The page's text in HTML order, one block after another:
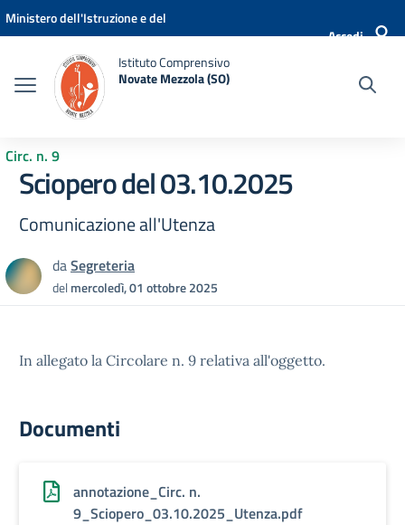
Vai ai contenuti
Vai al menu di navigazione
Vai al footer
Ministero dell'Istruzione e del
Accedi
Istituto Comprensivo
Novate Mezzola (SO)
Circ. n. 9
Sciopero del 03.10.2025
Comunicazione all'Utenza
daSegreteria
delmercoledì, 01 ottobre 2025
In allegato la Circolare n. 9 relativa all'oggetto.
Documenti
annotazione_Circ. n.
9_Sciopero_03.10.2025_Utenza.pdf